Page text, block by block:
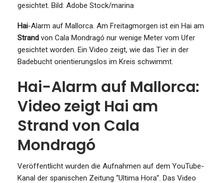
gesichtet. Bild: Adobe Stock/marina
Hai-Alarm auf Mallorca. Am Freitagmorgen ist ein Hai am
Strand von Cala Mondragó nur wenige Meter vom Ufer
gesichtet worden. Ein Video zeigt, wie das Tier in der
Badebucht orientierungslos im Kreis schwimmt.
Hai-Alarm auf Mallorca:
Video zeigt Hai am
Strand von Cala
Mondragó
Veröffentlicht wurden die Aufnahmen auf dem YouTube-
Kanal der spanischen Zeitung “Ultima Hora”. Das Video